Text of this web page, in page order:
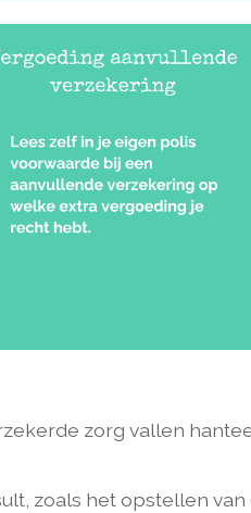
zorg vallen
zoals het opstellen